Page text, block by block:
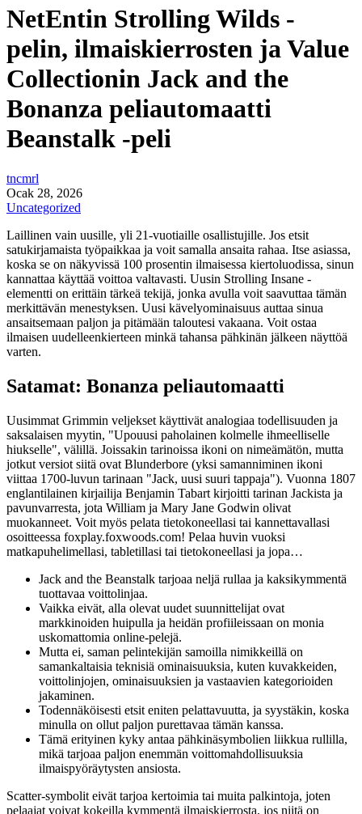
NetEntin Strolling Wilds -
pelin, ilmaiskierrosten ja Value
Collectionin Jack and the
Bonanza peliautomaatti
Beanstalk -peli
tncmrl
Ocak 28, 2026
Uncategorized
Laillinen vain uusille, yli 21-vuotiaille osallistujille. Jos etsit
satukirjamaista työpaikkaa ja voit samalla ansaita rahaa. Itse asiassa,
koska se on näkyvissä 100 prosentin ilmaisessa kiertoluodissa, sinun
kannattaa käyttää voittoa valtavasti. Uusin Strolling Insane -
elementti on erittäin tärkeä tekijä, jonka avulla voit saavuttaa tämän
merkittävän menestyksen. Uusi kävelyominaisuus auttaa sinua
ansaitsemaan paljon ja pitämään taloutesi vakaana. Voit ostaa
ilmaisen uudelleenkierteen minkä tahansa pähkinän jälkeen näyttöä
varten.
Satamat: Bonanza peliautomaatti
Uusimmat Grimmin veljekset käyttivät analogiaa todellisuuden ja
saksalaisen myytin, "Upouusi paholainen kolmelle ihmeelliselle
hiukselle", välillä. Joissakin tarinoissa ikoni on nimeämätön, mutta
jotkut versiot siitä ovat Blunderbore (yksi samanniminen ikoni
viittaa 1700-luvun tarinaan "Jack, uusi suuri tappaja"). Vuonna 1807
englantilainen kirjailija Benjamin Tabart kirjoitti tarinan Jackista ja
pavunvarresta, jota William ja Mary Jane Godwin olivat
muokanneet. Voit myös pelata tietokoneellasi tai kannettavallasi
osoitteessa foxplay.foxwoods.com! Pelaa huvin vuoksi
matkapuhelimellasi, tabletillasi tai tietokoneellasi ja jopa…
Jack and the Beanstalk tarjoaa neljä rullaa ja kaksikymmentä
tuottavaa voittolinjaa.
Vaikka eivät, alla olevat uudet suunnittelijat ovat
markkinoiden huipulla ja heidän profiileissaan on monia
uskomattomia online-pelejä.
Mutta ei, saman pelintekijän samoilla nimikkeillä on
samankaltaisia ​​teknisiä ominaisuuksia, kuten kuvakkeiden,
voittolinjojen, ominaisuuksien ja vastaavien kategorioiden
jakaminen.
Todennäköisesti etsit eniten pelattavuutta, ja syystäkin, koska
minulla on ollut paljon purettavaa tämän kanssa.
Tämä erityinen kyky antaa pähkinäsymbolien liikkua rullilla,
mikä tarjoaa paljon enemmän voittomahdollisuuksia
ilmaispyöräytysten ansiosta.
Scatter-symbolit eivät tarjoa kertoimia tai muita palkintoja, joten
pelaajat voivat kokeilla kymmentä ilmaiskierrosta, jos niitä on